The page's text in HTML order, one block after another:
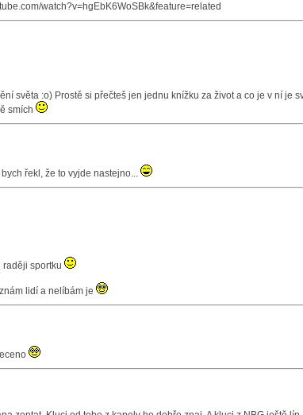
watch?v=hgEbK6WoSBk&feature=related
světa :o) Prostě si přečteš jen jednu knížku za život a co je v ní je
smích
řekl, že to vyjde nastejno...
raději sportku
lidí a nelíbám je